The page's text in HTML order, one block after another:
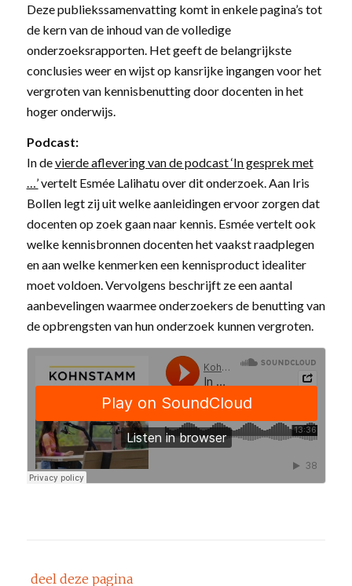
Deze publiekssamenvatting komt in enkele pagina’s tot
de kern van de inhoud van de volledige
onderzoeksrapporten. Het geeft de belangrijkste
conclusies weer en wijst op kansrijke ingangen voor het
vergroten van kennisbenutting door docenten in het
hoger onderwijs.
Podcast:
In devierde aflevering van de podcast ‘In gesprek met
…’vertelt Esmée Lalihatu over dit onderzoek. Aan Iris
Bollen legt zij uit welke aanleidingen ervoor zorgen dat
docenten op zoek gaan naar kennis. Esmée vertelt ook
welke kennisbronnen docenten het vaakst raadplegen
en aan welke kenmerken een kennisproduct idealiter
moet voldoen. Vervolgens beschrijft ze een aantal
aanbevelingen waarmee onderzoekers de benutting van
de opbrengsten van hun onderzoek kunnen vergroten.
deel deze pagina